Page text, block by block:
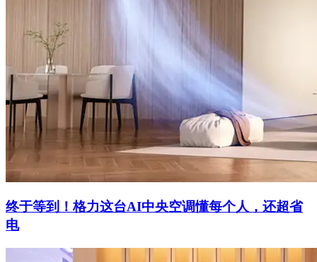
终于等到！格力这台AI中央空调懂每个人，还超省
电